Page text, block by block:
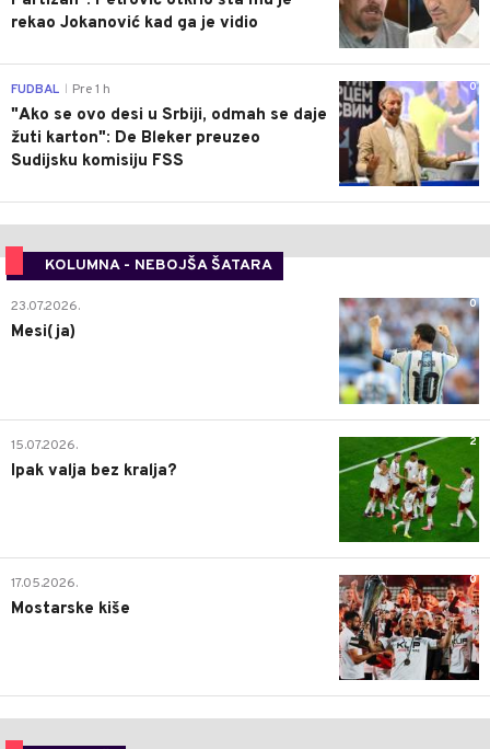
rekao Jokanović kad ga je vidio
0
FUDBAL Pre 1 h
"Ako se ovo desi u Srbiji, odmah se daje
žuti karton": De Bleker preuzeo
Sudijsku komisiju FSS
KOLUMNA - NEBOJŠA ŠATARA
0
23.07.2026.
Mesi(ja)
2
15.07.2026.
Ipak valja bez kralja?
0
17.05.2026.
Mostarske kiše